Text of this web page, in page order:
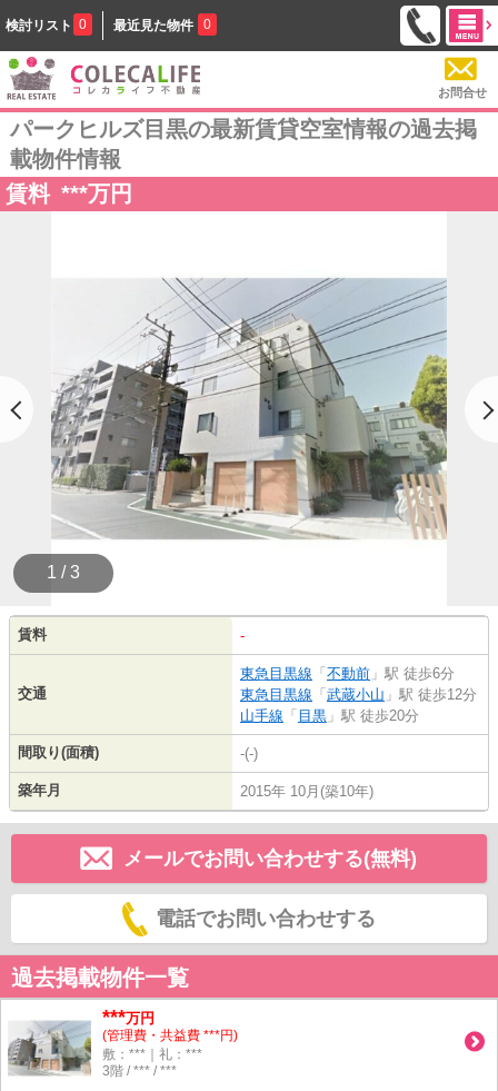
検討リスト 0 最近見た物件 0
お問合せ
パークヒルズ目黒の最新賃貸空室情報の過去掲
載物件情報
賃料 ***万円
1 / 3
賃料 -
交通
東急目黒線 「 不動前 」駅 徒歩6分
東急目黒線 「 武蔵小山 」駅 徒歩12分
山手線 「 目黒 」駅 徒歩20分
間取り(面積) -(-)
築年月 2015年 10月(築10年)
メールでお問い合わせする(無料)
電話でお問い合わせする
過去掲載物件一覧
***万円
(管理費・共益費 ***円)
敷：***｜礼：***
3階 / *** / ***